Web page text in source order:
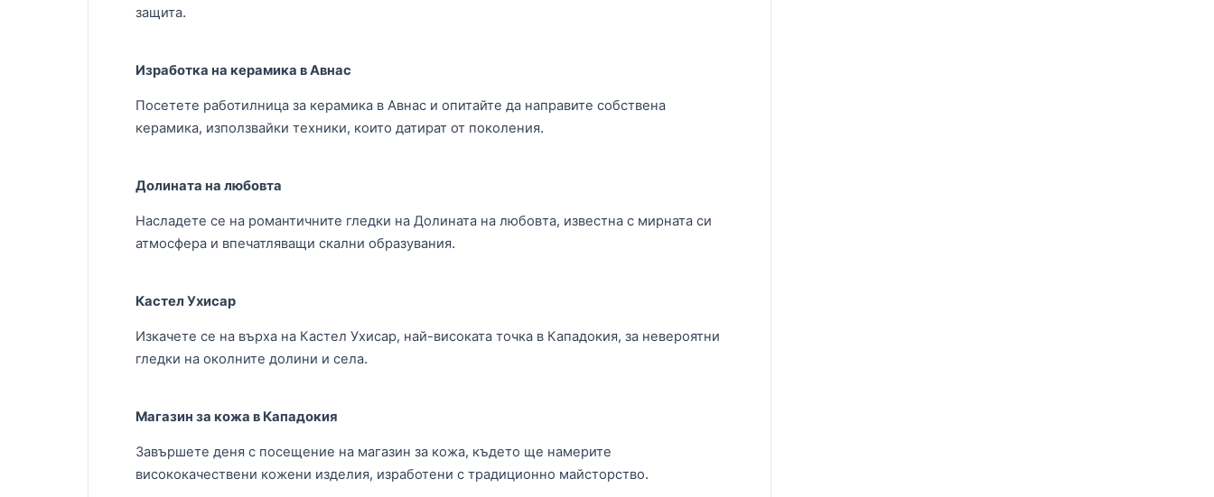
защита.
Изработка на керамика в Авнас
Посетете работилница за керамика в Авнас и опитайте да направите собствена
керамика, използвайки техники, които датират от поколения.
Долината на любовта
Насладете се на романтичните гледки на Долината на любовта, известна с мирната си
атмосфера и впечатляващи скални образувания.
Кастел Ухисар
Изкачете се на върха на Кастел Ухисар, най-високата точка в Кападокия, за невероятни
гледки на околните долини и села.
Магазин за кожа в Кападокия
Завършете деня с посещение на магазин за кожа, където ще намерите
висококачествени кожени изделия, изработени с традиционно майсторство.